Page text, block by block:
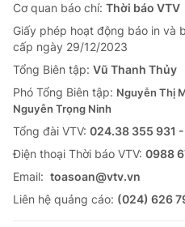
Cơ quan báo chí: Thời báo VTV
Giấy phép hoạt động báo in và
cấp ngày 29/12/2023
Tổng Biên tập: Vũ Thanh Thủy
Phó Tổng Biên tập: Nguyễn Thị
Nguyễn Trọng Ninh
Tổng đài VTV: 024.38 355 931
Ðiện thoại Thời báo VTV: 0988
Email: toasoan@vtv.vn
Liên hệ quảng cáo: (024) 626